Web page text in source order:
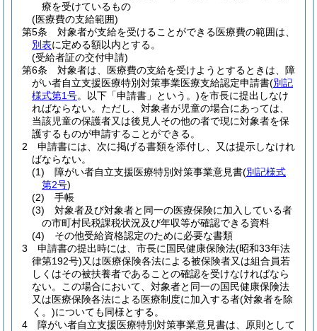
療を受けているもの
(医療費の支給範囲)
第5条
対象者が支給を受けることができる医療費の範囲は、
別表に定める額以内とする。
(受給者証の交付申請)
第6条
対象者は、医療費の支給を受けようとするときは、障
がい者自立支援医療特別対策事業医療支給認定申請書(別記
様式第1号。以下「申請書」という。)を市長に提出しなけ
ればならない。 ただし、対象者が児童の場合にあっては、
当該児童の保護者又は後見人その他の者で現に対象者を保
護するものが申請することができる。
2
申請書には、次に掲げる書類を添付し、又は提示しなけれ
ばならない。
(1)
障がい者自立支援医療特別対策事業意見書(別記様式
第2号)
(2)
手帳
(3)
対象者及び対象者と同一の医療保険に加入している者
の市町村民税課税状況及び年収等が確認できる資料
(4)
その他受給資格認定のために必要な書類
3
申請書の提出時には、市長に国民健康保険法(昭和33年法
律第192号)又は医療保険各法による被保険者又は組合員若
しくはその被扶養者であることの確認を受けなければなら
ない。
この場合において、対象者と同一の国民健康保険法
又は医療保険各法による医療制度に加入する者(対象者を除
く。)についても同様とする。
4
障がい者自立支援医療特別対策事業意見書は、原則として